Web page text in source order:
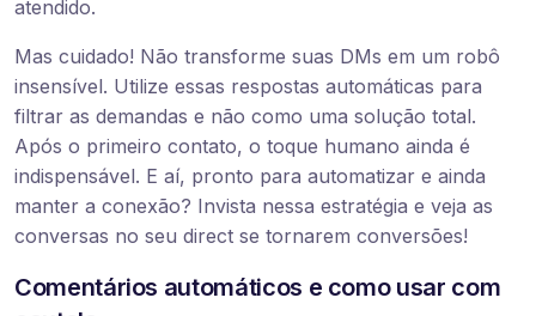
atendido.
Mas cuidado! Não transforme suas DMs em um robô
insensível. Utilize essas respostas automáticas para
filtrar as demandas e não como uma solução total.
Após o primeiro contato, o toque humano ainda é
indispensável. E aí, pronto para automatizar e ainda
manter a conexão? Invista nessa estratégia e veja as
conversas no seu direct se tornarem conversões!
Comentários automáticos e como usar com